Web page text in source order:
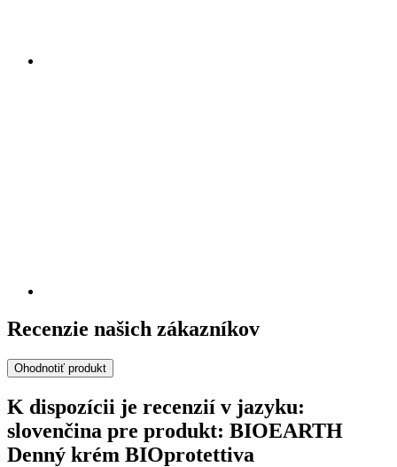
Recenzie našich zákazníkov
Ohodnotiť produkt
K dispozícii je recenzií v jazyku:
slovenčina pre produkt: BIOEARTH
Denný krém BIOprotettiva